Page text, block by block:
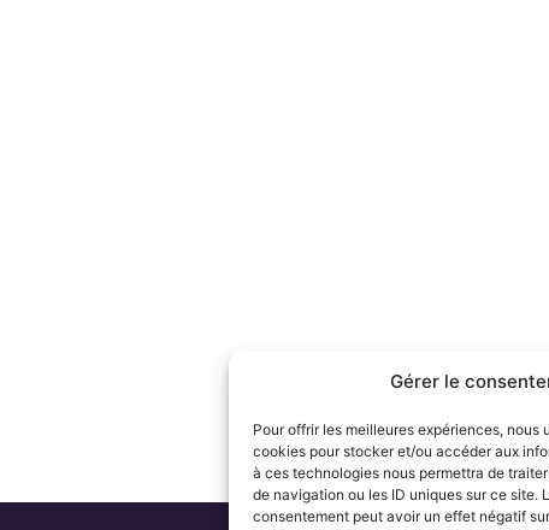
Gérer le
Pour offrir les meilleures expériences,
cookies pour stocker et/ou accéder aux
à ces technologies nous permettra de
de navigation ou les ID uniques sur ce site.
consentement peut avoir un effet négatif